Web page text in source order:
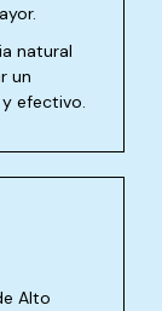
natural
un
efectivo.
Alto